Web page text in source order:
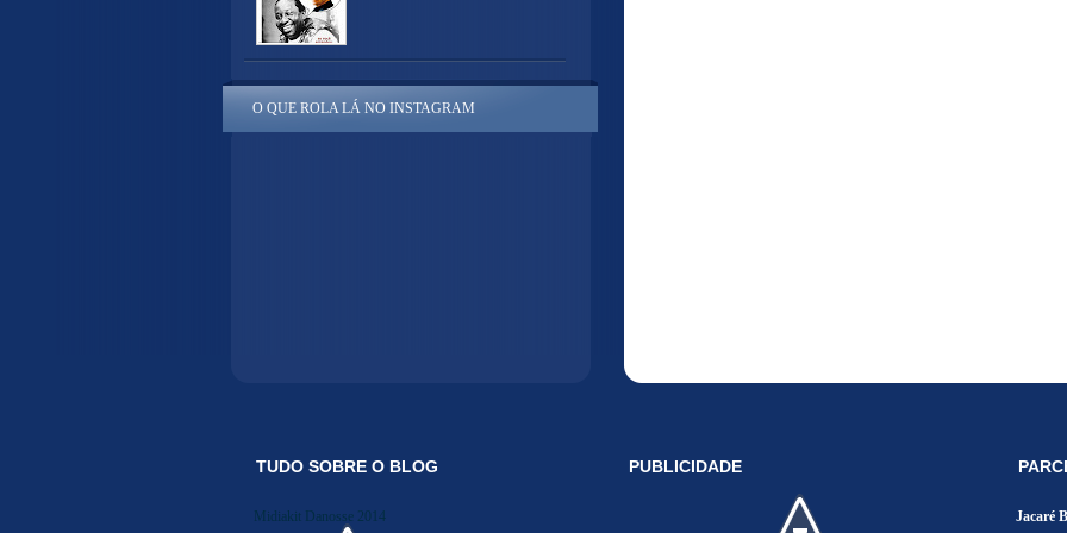
O QUE ROLA LÁ NO INSTAGRAM
TUDO SOBRE O BLOG
Midiakit Danosse 2014
PUBLICIDADE
Jacaré